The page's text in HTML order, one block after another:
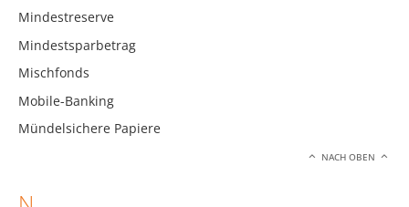
Mindestreserve
Mindestsparbetrag
Mischfonds
Mobile-Banking
Mündelsichere Papiere
NACH OBEN